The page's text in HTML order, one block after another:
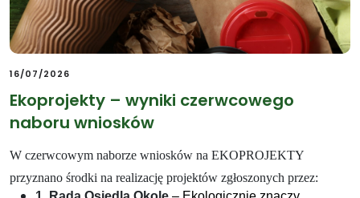
16/07/2026
Ekoprojekty – wyniki czerwcowego
naboru wniosków
W czerwcowym naborze wniosków na EKOPROJEKTY
przyznano środki na realizację projektów zgłoszonych przez: